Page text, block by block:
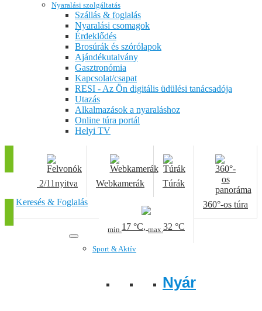
Nyaralási szolgáltatás
Szállás & foglalás
Nyaralási csomagok
Érdeklődés
Brosúrák és szórólapok
Ajándékutalvány
Gasztronómia
Kapcsolat/csapat
RESI - Az Ön digitális üdülési tanácsadója
Utazás
Alkalmazások a nyaraláshoz
Online túra portál
Helyi TV
360°-os túra
Túrák
Webkamerák
2/11nyitva
min.17 °C, max.32 °C
Keresés & Foglalás
Sport & Aktív
Nyár